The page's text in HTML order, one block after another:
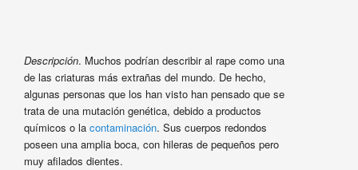
Descripción. Muchos podrían describir al rape como una
de las criaturas más extrañas del mundo. De hecho,
algunas personas que los han visto han pensado que se
trata de una mutación genética, debido a productos
químicos o la contaminación. Sus cuerpos redondos
poseen una amplia boca, con hileras de pequeños pero
muy afilados dientes.